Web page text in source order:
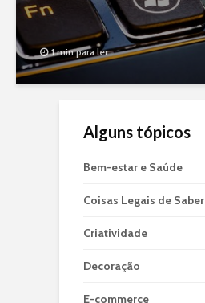
1 min para ler
Alguns tópicos
Bem-estar e Saúde
Coisas Legais de Saber
Criatividade
Decoração
E-commerce